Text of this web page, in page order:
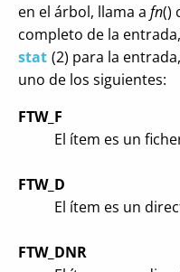
en el árbol, llama a fn()
completo de la
stat (2) para la
uno de los siguientes:
FTW_F
El ítem es un
FTW_D
El ítem es un
FTW_DNR